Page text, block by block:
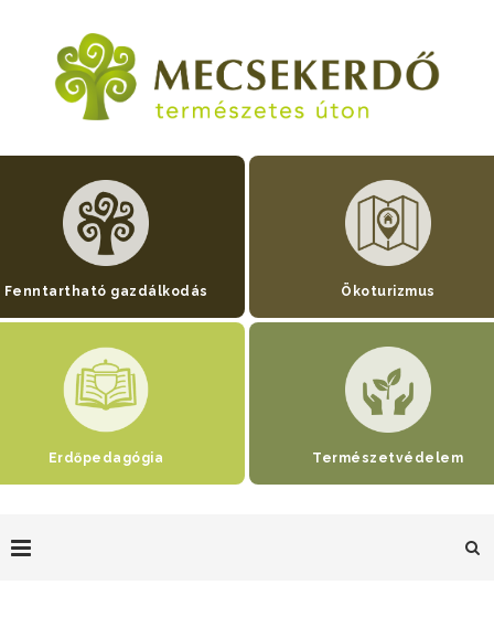
Fenntartható gazdálkodás Ökoturizmus
Erdőpedagógia Természetvédelem